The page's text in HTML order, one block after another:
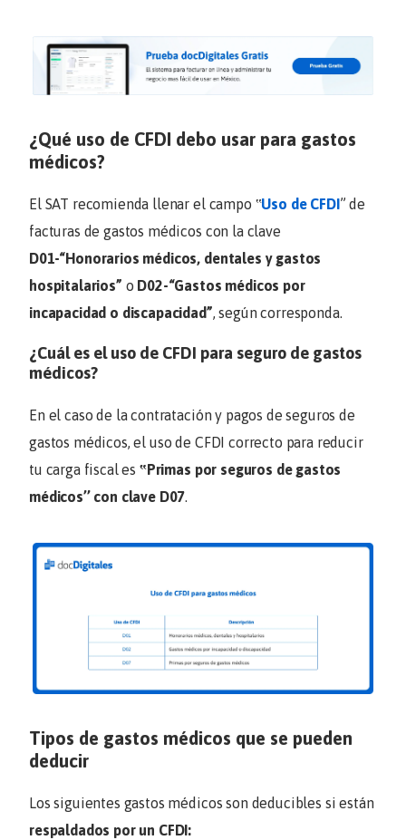
¿Qué uso de CFDI debo usar para gastos
médicos?
El SAT recomienda llenar el campo ‟Uso de CFDI” de
facturas de gastos médicos con la clave
D01-“Honorarios médicos, dentales y gastos
hospitalarios” o D02-“Gastos médicos por
incapacidad o discapacidad”, según corresponda.
¿Cuál es el uso de CFDI para seguro de gastos
médicos?
En el caso de la contratación y pagos de seguros de
gastos médicos, el uso de CFDI correcto para reducir
tu carga fiscal es ‟Primas por seguros de gastos
médicos’’ con clave D07
Tipos de gastos médicos que se pueden
deducir
Los siguientes gastos médicos son deducibles si están
respaldados por un CFDI: